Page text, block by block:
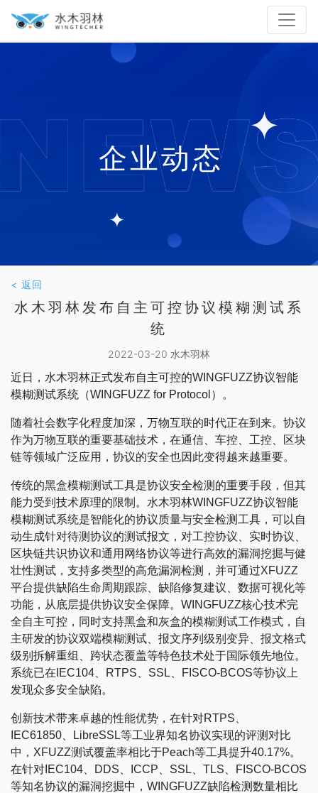
企业动态
< 返回
水木羽林发布自主可控协议模糊测试系
统
2022-03-20 水木羽林
近日，水木羽林正式发布自主可控的WINGFUZZ协议智能
模糊测试系统（WINGFUZZ for Protocol）。
随着社会数字化程度加深，万物互联的时代正在到来。协议
作为万物互联的重要基础技术，在通信、车控、工控、区块
链等领域广泛应用，协议的安全也因此变得越来越重要。
传统的黑盒模糊测试工具是协议安全检测的重要手段，但其
能力受到技术原理的限制。水木羽林WINGFUZZ协议智能
模糊测试系统是智能化的协议质量与安全检测工具，可以自
动生成针对待测协议的测试报文，对工控协议、实时协议、
区块链共识协议和通用网络协议等进行高效的漏洞挖掘与健
壮性测试，支持多类型的高危漏洞检测，并可通过XFUZZ
平台提供缺陷生命周期跟踪、缺陷修复建议、数据可视化等
功能，从底层提供协议安全保障。WINGFUZZ核心技术完
全自主可控，同时支持黑盒和灰盒的模糊测试工作模式，自
主研发的协议双端模糊测试、报文序列级别变异、报文格式
级别拆解重组、跨状态覆盖等特色技术处于国际领先地位。
系统已在IEC104、RTPS、SSL、FISCO-BCOS等协议上
发现众多安全缺陷。
创新技术带来卓越的性能优势，在针对RTPS、
IEC61850、LibreSSL等工业界知名协议实现的评测对比
中，XFUZZ测试覆盖率相比于Peach等工具提升40.17%。
在针对IEC104、DDS、ICCP、SSL、TLS、FISCO-BCOS
等知名协议的漏洞挖掘中，WINGFUZZ缺陷检测数量相比